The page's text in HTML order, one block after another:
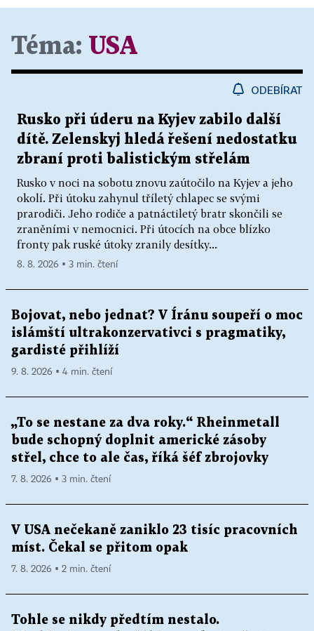
Téma: USA
ODEBÍRAT
Rusko při úderu na Kyjev zabilo další
dítě. Zelenskyj hledá řešení nedostatku
zbraní proti balistickým střelám
Rusko v noci na sobotu znovu zaútočilo na Kyjev a jeho
okolí. Při útoku zahynul tříletý chlapec se svými
prarodiči. Jeho rodiče a patnáctiletý bratr skončili se
zraněními v nemocnici. Při útocích na obce blízko
fronty pak ruské útoky zranily desítky...
8. 8. 2026 ▪ 3 min. čtení
Bojovat, nebo jednat? V Íránu soupeří o moc
islámští ultrakonzervativci s pragmatiky,
gardisté přihlíží
9. 8. 2026 ▪ 4 min. čtení
„To se nestane za dva roky.“ Rheinmetall
bude schopný doplnit americké zásoby
střel, chce to ale čas, říká šéf zbrojovky
7. 8. 2026 ▪ 3 min. čtení
V USA nečekaně zaniklo 23 tisíc pracovních
míst. Čekal se přitom opak
7. 8. 2026 ▪ 2 min. čtení
Tohle se nikdy předtím nestalo.